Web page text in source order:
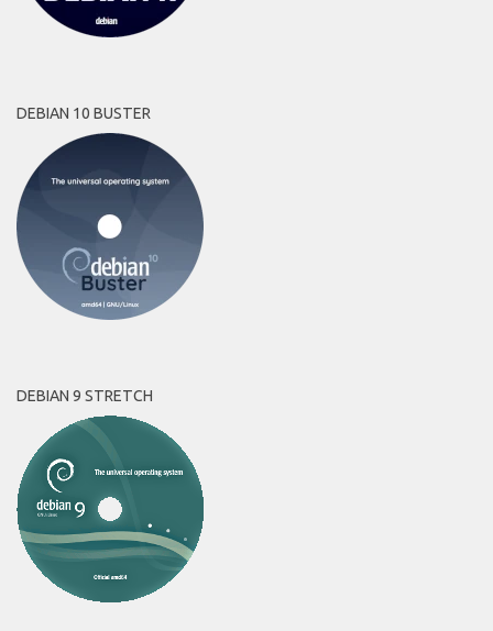
DEBIAN 10 BUSTER
DEBIAN 9 STRETCH